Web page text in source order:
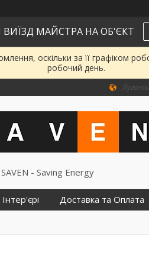
МАЙСТРА НА ОБ'ЄКТ
оскільки за її графіком
робочий день.
- Saving Energy
Доставка та Оплата